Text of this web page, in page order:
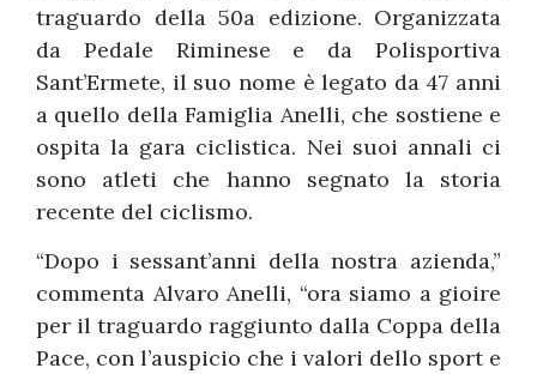
traguardo della 50a edizione. Organizzata
da Pedale Riminese e da Polisportiva
Sant’Ermete, il suo nome è legato da 47 anni
a quello della Famiglia Anelli, che sostiene e
ospita la gara ciclistica. Nei suoi annali ci
sono atleti che hanno segnato la storia
recente del ciclismo.
“Dopo i sessant’anni della nostra azienda,”
commenta Alvaro Anelli, “ora siamo a gioire
per il traguardo raggiunto dalla Coppa della
Pace, con l’auspicio che i valori dello sport e